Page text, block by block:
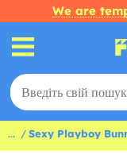
We are
... Sexy Playboy